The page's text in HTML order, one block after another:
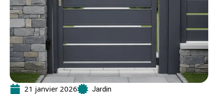
21 janvier 2026 Jardin